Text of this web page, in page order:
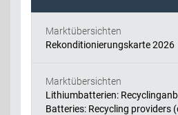
Marktübersichten
Rekonditionierungskarte 2026
Marktübersichten
Lithiumbatterien:
Batteries: Recycling providers